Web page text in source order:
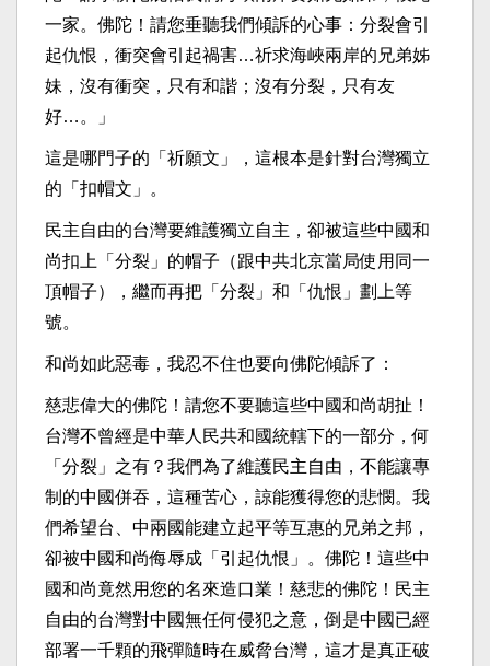
一家。佛陀！請您垂聽我們傾訴的心事：分裂會引
起仇恨，衝突會引起禍害…祈求海峽兩岸的兄弟姊
妹，沒有衝突，只有和諧；沒有分裂，只有友
好…。」
這是哪門子的「祈願文」，這根本是針對台灣獨立
的「扣帽文」。
民主自由的台灣要維護獨立自主，卻被這些中國和
尚扣上「分裂」的帽子（跟中共北京當局使用同一
頂帽子），繼而再把「分裂」和「仇恨」劃上等
號。
和尚如此惡毒，我忍不住也要向佛陀傾訴了：
慈悲偉大的佛陀！請您不要聽這些中國和尚胡扯！
台灣不曾經是中華人民共和國統轄下的一部分，何
「分裂」之有？我們為了維護民主自由，不能讓專
制的中國併吞，這種苦心，諒能獲得您的悲憫。我
們希望台、中兩國能建立起平等互惠的兄弟之邦，
卻被中國和尚侮辱成「引起仇恨」。佛陀！這些中
國和尚竟然用您的名來造口業！慈悲的佛陀！民主
自由的台灣對中國無任何侵犯之意，倒是中國已經
部署一千顆的飛彈隨時在威脅台灣，這才是真正破